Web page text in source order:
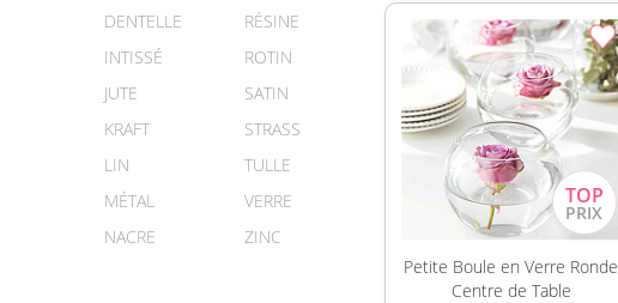
DENTELLE
INTISSÉ
JUTE
KRAFT
LIN
MÉTAL
NACRE
RÉSINE
ROTIN
SATIN
STRASS
TULLE
VERRE
ZINC
Petite Boule en Verre Ronde
Centre de Table